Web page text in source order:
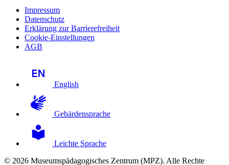
Impressum
Datenschutz
Erklärung zur Barrierefreiheit
Cookie-Einstellungen
AGB
English
Gebärdensprache
Leichte Sprache
© 2026 Museumspädagogisches Zentrum (MPZ). Alle Rechte